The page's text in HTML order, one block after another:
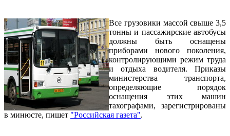
Все грузовики массой свыше 3,5
тонны и пассажирские автобусы
должны быть оснащены
приборами нового поколения,
контролирующими режим труда
и отдыха водителя. Приказы
министерства транспорта,
определяющие порядок
оснащения этих машин
тахографами, зарегистрированы
в минюсте, пишет "Российская газета".